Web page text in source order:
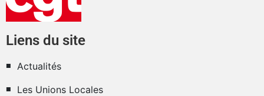
Liens du site
Actualités
Les Unions Locales